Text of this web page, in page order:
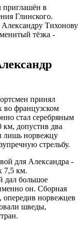
приглашён в
Глинского.
Тихонову
тёзка -
принял
во французском
стал серебряным
км, допустив два
лишь норвежцу
стрельбу.
для Александра -
7,5 км.
дал большое
он. Сборная
норвежцев
шведы,